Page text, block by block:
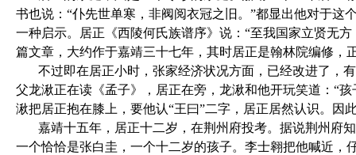
书也说：“仆先世单寒，非阀阅衣冠之旧。”都显出他对于
一种启示。居正《西陵何氏族谱序》说：“至我国家立贤无
篇文章，大约作于嘉靖三十七年，其时居正是翰林院编修，
不过即在居正小时，张家经济状况方面，已经改进了，
父龙湫正在读《孟子》，居正在旁，龙湫和他开玩笑道：“
湫把居正抱在膝上，要他认“王曰”二字，居正居然认识。
嘉靖十五年，居正十二岁，在荆州府投考。据说荆州府
一个恰恰是张白圭，一个十二岁的孩子。李士翱把他喊近